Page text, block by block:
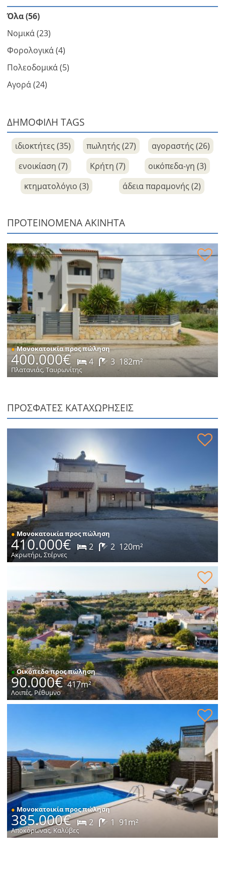
Όλα (56)
Νομικά (23)
Φορολογικά (4)
Πολεοδομικά (5)
Αγορά (24)
ΔΗΜΟΦΙΛΗ TAGS
ιδιοκτήτες (35) πωλητής (27)
αγοραστής (26)
ενοικίαση (7)
Κρήτη (7)
οικόπεδα-γη (3)
κτηματολόγιο (3)
άδεια παραμονής (2)
ΠΡΟΤΕΙΝΌΜΕΝΑ ΑΚΊΝΗΤΑ
Μονοκατοικία με πισίνα προς πώληση
●Μονοκατοικία προς πώληση
400.000€ 4 3 182m²
Πλατανιάς, Ταυρωνίτης
ΠΡΟΣΦΑΤΕΣ ΚΑΤΑΧΩΡΗΣΕΙΣ
●Μονοκατοικία προς πώληση
410.000€ 2 2 120m²
Ακρωτήρι, Στέρνες
●Οικόπεδο προς πώληση
90.000€ 417m²
Λοιπές, Ρέθυμνο
● Μονοκατοικία προς πώληση
385.000€ 2 1 91m²
Αποκόρωνας, Καλύβες